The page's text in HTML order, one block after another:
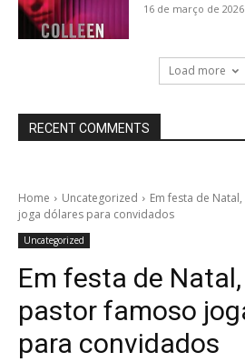
16 de março de 2026
Load more
RECENT COMMENTS